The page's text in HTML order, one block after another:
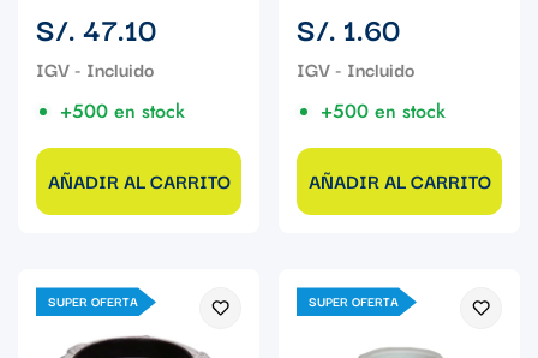
Precio
regular
S/. 47.10
+500 en stock
AÑADIR AL CARRITO
Precio
regular
S/. 1.60
+500 en stock
AÑADIR AL CARRITO
SUPER OFERTA SUPER OFERTA